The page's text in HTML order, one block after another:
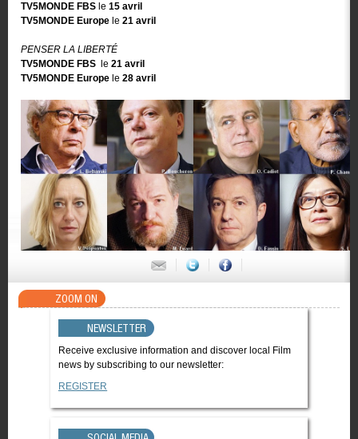
TV5MONDE FBS le 15 avril
TV5MONDE Europe le 21 avril
PENSER LA LIBERTÉ
TV5MONDE FBS le 21 avril
TV5MONDE Europe le 28 avril
ZOOM ON
NEWSLETTER
Receive exclusive information and discover local Film
news by subscribing to our newsletter:
REGISTER